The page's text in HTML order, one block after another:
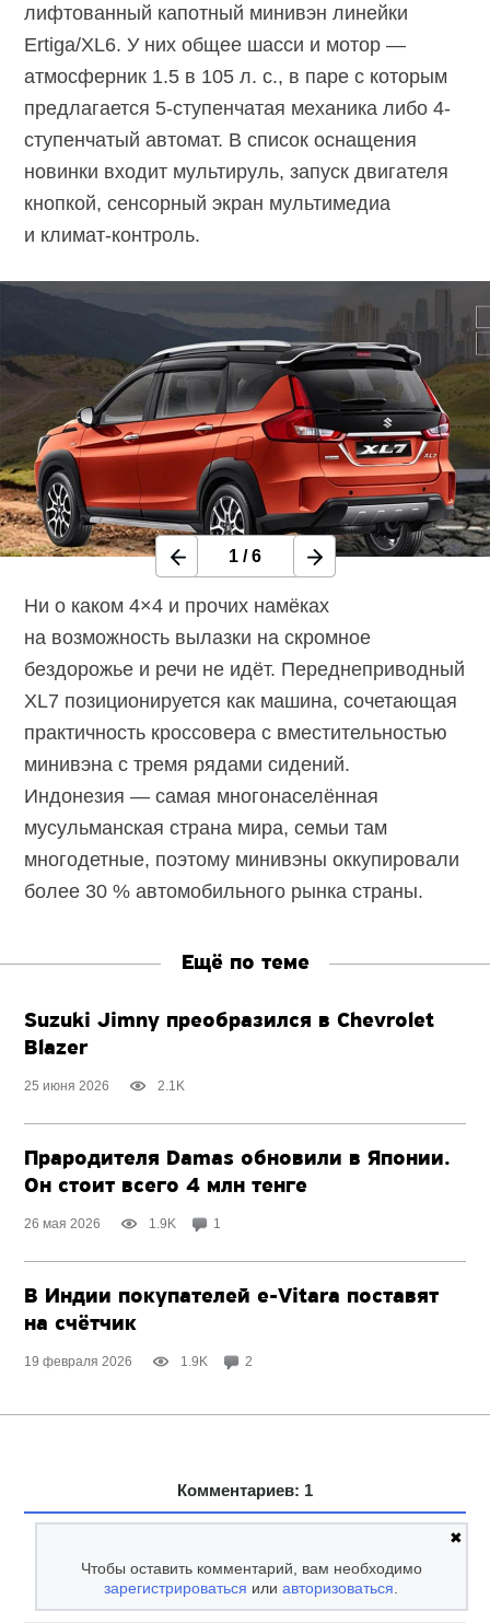
лифтованный капотный минивэн линейки
Ertiga/XL6. У них общее шасси и мотор —
атмосферник 1.5 в 105 л. с., в паре с которым
предлагается 5-ступенчатая механика либо 4-
ступенчатый автомат. В список оснащения
новинки входит мультируль, запуск двигателя
кнопкой, сенсорный экран мультимедиа
и климат-контроль.
1 /6
Ни о каком 4×4 и прочих намёках
на возможность вылазки на скромное
бездорожье и речи не идёт. Переднеприводный
XL7 позиционируется как машина, сочетающая
практичность кроссовера с вместительностью
минивэна с тремя рядами сидений.
Индонезия — самая многонаселённая
мусульманская страна мира, семьи там
многодетные, поэтому минивэны оккупировали
более 30 % автомобильного рынка страны.
Ещё по теме
Suzuki Jimny преобразился в Chevrolet
Blazer
25 июня 2026 2.1K
Прародителя Damas обновили в Японии.
Он стоит всего 4 млн тенге
26 мая 2026 1.9K 1
В Индии покупателейe-Vitara поставят
на счётчик
19 февраля 2026 1.9K 2
Комментариев: 1
✖
Чтобы оставить комментарий, вам необходимо
зарегистрироваться илиавторизоваться